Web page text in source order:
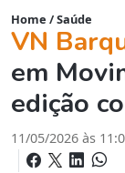
Home /Saúde
VN
em
edição
11/05/2026 às